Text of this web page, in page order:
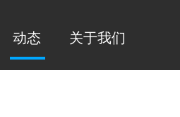
动态 关于我们